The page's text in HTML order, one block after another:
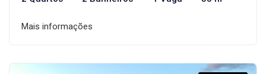
Mais informações